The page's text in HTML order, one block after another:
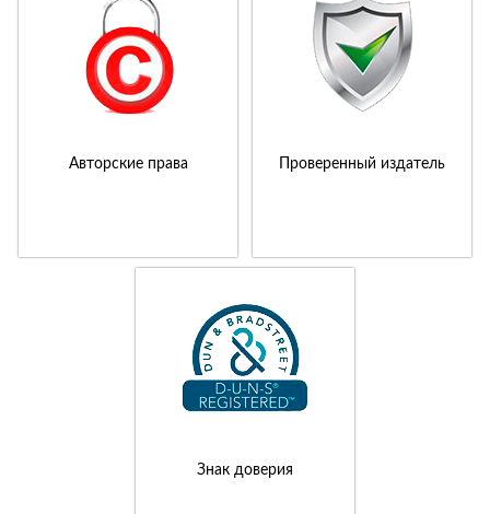
Авторские права Проверенный издатель
Знак доверия